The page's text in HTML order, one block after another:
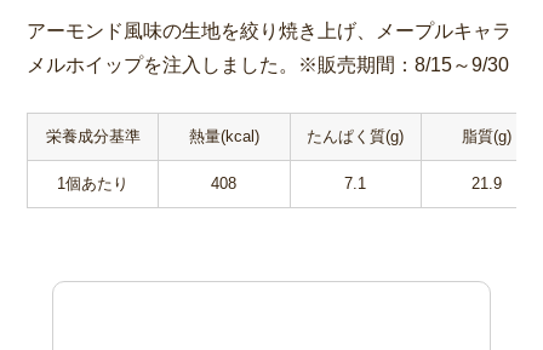
アーモンド風味の生地を絞り焼き上げ、メープルキャラ
メルホイップを注入しました。※販売期間：8/15～9/30
栄養成分基準
1個あたり
熱量(kcal)
408
たんぱく質(g)
7.1
脂質(g)
21.9